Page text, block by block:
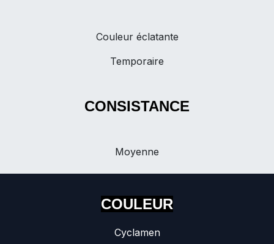
Couleur éclatante
Temporaire
CONSISTANCE
Moyenne
COULEUR
Cyclamen